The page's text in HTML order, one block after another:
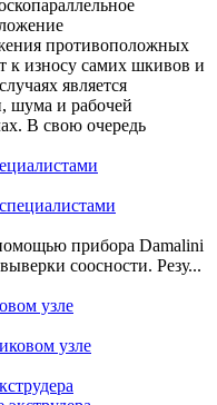
противоположных
к износу самих шкивов и
является
шума и рабочей
В свою очередь
прибора Damalini
соосности. Резу...
узле